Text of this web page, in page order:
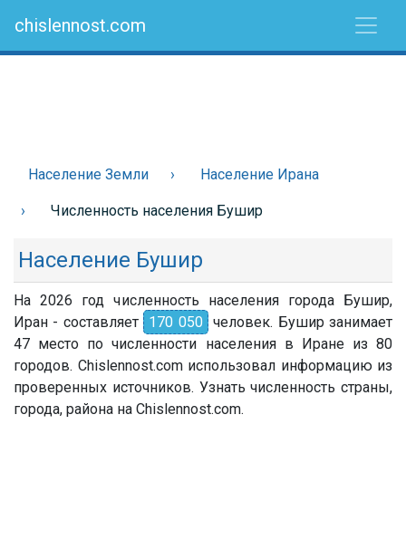
chislennost.com
Население Земли Население Ирана
Численность населения Бушир
Население Бушир
На 2026 год численность населения города Бушир,
Иран - составляет 170 050 человек. Бушир занимает
47 место по численности населения в Иране из 80
городов. Chislennost.com использовал информацию из
проверенных источников. Узнать численность страны,
города, района на Chislennost.com.